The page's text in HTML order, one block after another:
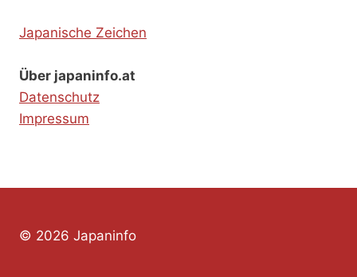
Japanische Zeichen
Über japaninfo.at
Datenschutz
Impressum
© 2026 Japaninfo